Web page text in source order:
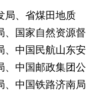
、省煤田地质
、国家自然资源督
、中国民航山东安
、中国邮政集团公
、中国铁路济南局